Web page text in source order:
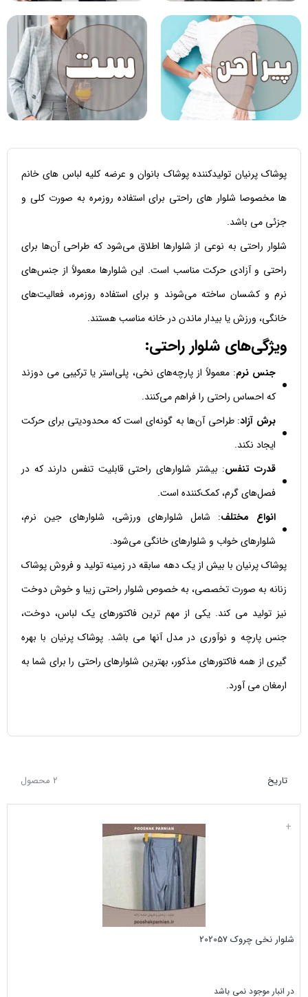
پوشاک پرنیان تولیدکننده پوشاک بانوان و عرضه کلیه لباس های خانم
ها مخصوصا شلوار های راحتی برای استفاده روزمره به صورت کلی و
جزئی می باشد.
شلوار راحتی به نوعی از شلوارها اطلاق می‌شود که طراحی آن‌ها برای
راحتی و آزادی حرکت مناسب است. این شلوارها معمولاً از جنس‌های
نرم و کشسان ساخته می‌شوند و برای استفاده روزمره، فعالیت‌های
خانگی، ورزش یا بیدار ماندن در خانه مناسب هستند.
ویژگی‌های شلوار راحتی:
جنس نرم: معمولاً از پارچه‌های نخی، پلی‌استر یا ترکیبی می دوزند
که احساس راحتی را فراهم می‌کنند.
برش آزاد: طراحی آن‌ها به گونه‌ای است که محدودیتی برای حرکت
ایجاد نکند.
قدرت تنفس: بیشتر شلوارهای راحتی قابلیت تنفس دارند که در
فصل‌های گرم، کمک‌کننده است.
انواع مختلف: شامل شلوارهای ورزشی، شلوارهای جین نرم،
شلوارهای خواب و شلوارهای خانگی می‌شود.
پوشاک پرنیان با بیش از یک دهه سابقه در زمینه تولید و فروش پوشاک
زنانه به صورت تخصصی، به خصوص شلوار راحتی زیبا و خوش دوخت
نیز تولید می کند. یکی از مهم ترین فاکتورهای یک لباس، دوخت،
جنس پارچه و نوآوری در مدل آنها می باشد. پوشاک پرنیان با بهره
گیری از همه فاکتورهای مذکور، بهترین شلوارهای راحتی را برای شما به
ارمغان می آورد.
2 محصول تاریخ
شلوار نخی چروک 202057
در انبار موجود نمی باشد
+